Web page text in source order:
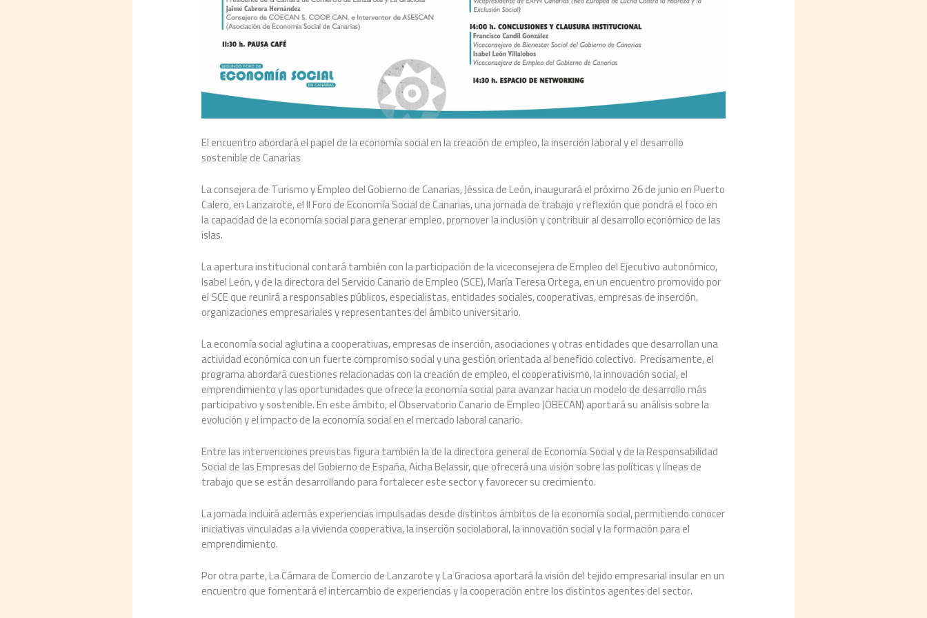
El encuentro abordará el papel de la economía social en la creación de empleo, la inserción laboral y el desarrollo
sostenible de Canarias
La consejera de Turismo y Empleo del Gobierno de Canarias, Jéssica de León, inaugurará el próximo 26 de junio en Puerto
Calero, en Lanzarote, el II Foro de Economía Social de Canarias, una jornada de trabajo y reflexión que pondrá el foco en
la capacidad de la economía social para generar empleo, promover la inclusión y contribuir al desarrollo económico de las
islas.
La apertura institucional contará también con la participación de la viceconsejera de Empleo del Ejecutivo autonómico,
Isabel León, y de la directora del Servicio Canario de Empleo (SCE), María Teresa Ortega, en un encuentro promovido por
el SCE que reunirá a responsables públicos, especialistas, entidades sociales, cooperativas, empresas de inserción,
organizaciones empresariales y representantes del ámbito universitario.
La economía social aglutina a cooperativas, empresas de inserción, asociaciones y otras entidades que desarrollan una
actividad económica con un fuerte compromiso social y una gestión orientada al beneficio colectivo. Precisamente, el
programa abordará cuestiones relacionadas con la creación de empleo, el cooperativismo, la innovación social, el
emprendimiento y las oportunidades que ofrece la economía social para avanzar hacia un modelo de desarrollo más
participativo y sostenible. En este ámbito, el Observatorio Canario de Empleo (OBECAN) aportará su análisis sobre la
evolución y el impacto de la economía social en el mercado laboral canario.
Entre las intervenciones previstas figura también la de la directora general de Economía Social y de la Responsabilidad
Social de las Empresas del Gobierno de España, Aicha Belassir, que ofrecerá una visión sobre las políticas y líneas de
trabajo que se están desarrollando para fortalecer este sector y favorecer su crecimiento.
La jornada incluirá además experiencias impulsadas desde distintos ámbitos de la economía social, permitiendo conocer
iniciativas vinculadas a la vivienda cooperativa, la inserción sociolaboral, la innovación social y la formación para el
emprendimiento.
Por otra parte, La Cámara de Comercio de Lanzarote y La Graciosa aportará la visión del tejido empresarial insular en un
encuentro que fomentará el intercambio de experiencias y la cooperación entre los distintos agentes del sector.